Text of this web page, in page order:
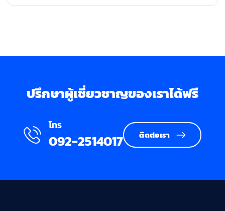
ปรึกษาผู้เชี่ยวชาญของเราได้ฟรี
โทร
092-2514017 ติดต่อเรา